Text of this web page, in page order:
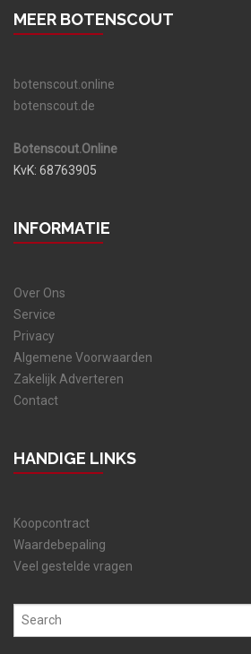
MEER BOTENSCOUT
botenscout.online
botenscout.de
Botenscout.Online
KvK: 68763905
INFORMATIE
Over Ons
Service
Privacy
Algemene Voorwaarden
Zakelijk Adverteren
Contact
HANDIGE LINKS
Koopcontract
Waardebepaling
Veel gestelde vragen